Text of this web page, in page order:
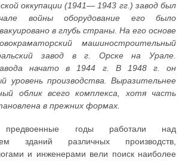
оккупации (1941— 1943 гг.) завод был
войны оборудование его было
в глубь страны. На его основе
машиностроительный
завод в г. Орске на Урале.
начато в 1944 г. В 1948 г. он
уровень производства. Выразительнее
облик всего комплекса, хотя часть
в прежних формах.
годы работали над
зданий различных производств,
и инженерами вели поиск наиболее